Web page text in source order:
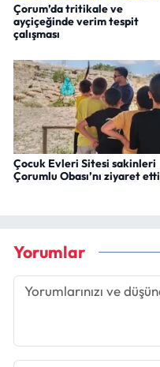
Çorum’da tritikale ve
ayçiçeğinde verim tespit
çalışması
Çocuk Evleri Sitesi sakinleri
Çorumlu Obası’nı ziyaret etti
Yorumlar